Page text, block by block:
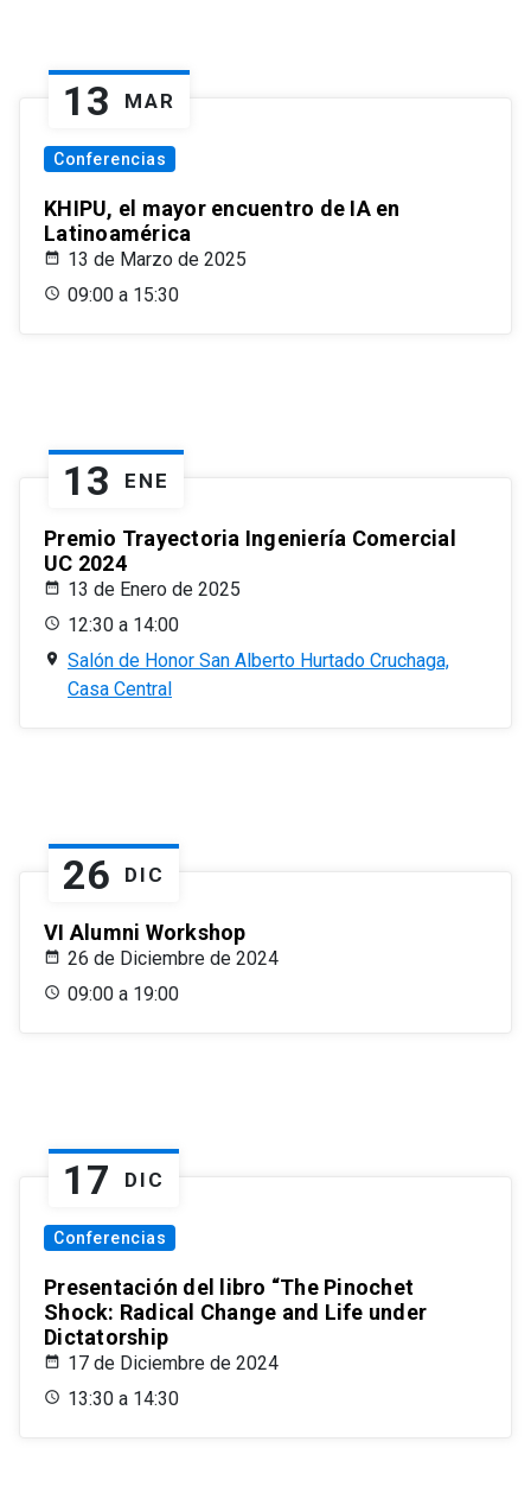
13 MAR
Conferencias
KHIPU, el mayor encuentro de IA en
Latinoamérica
13 de Marzo de 2025
09:00 a 15:30
13 ENE
Premio Trayectoria Ingeniería Comercial
UC 2024
13 de Enero de 2025
12:30 a 14:00
Salón de Honor San Alberto Hurtado Cruchaga,
Casa Central
26 DIC
VI Alumni Workshop
26 de Diciembre de 2024
09:00 a 19:00
17 DIC
Conferencias
Presentación del libro “The Pinochet
Shock: Radical Change and Life under
Dictatorship
17 de Diciembre de 2024
13:30 a 14:30